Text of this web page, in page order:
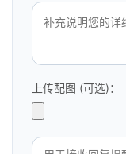
上传配图 (可选)：